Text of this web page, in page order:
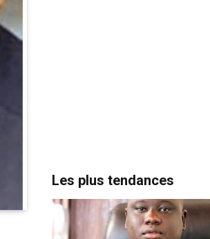
Les plus tendances